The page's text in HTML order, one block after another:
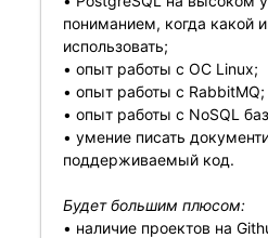
пониманием, когда какой
использовать;
• опыт работы с ОС Linux;
• опыт работы с RabbitMQ;
• опыт работы с NoSQL
• умение писать
поддерживаемый код.
Будет большим плюсом:
• наличие проектов на